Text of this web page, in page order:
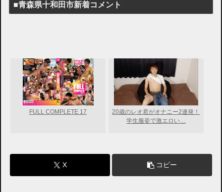
■青森県十和田市新着コメント
FULL COMPLETE 17
20歳のレオ君がオナニー2連発！
学生服姿で激エロい…
X コピー